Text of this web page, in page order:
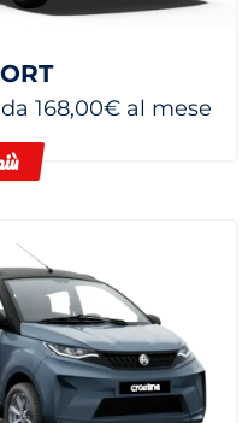
168,00€ al mese